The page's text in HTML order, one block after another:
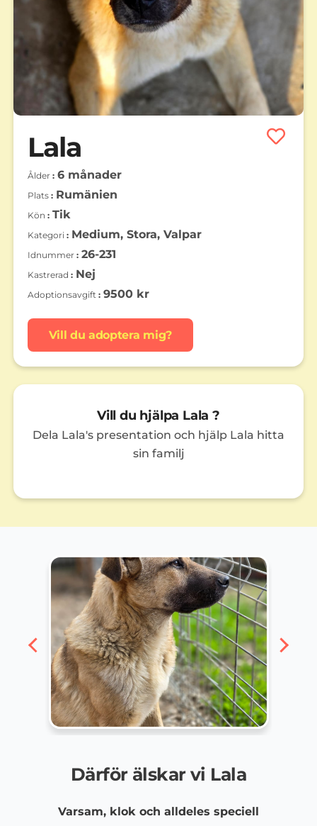
Lala
Ålder 6 månader
Plats Rumänien
Kön Tik
Kategori Medium, Stora, Valpar
Idnummer 26-231
Kastrerad Nej
Adoptionsavgift 9500 kr
Vill du adoptera mig?
Vill du hjälpa Lala ?
Dela Lala's presentation och hjälp Lala hitta
sin familj
Därför älskar vi Lala
Varsam, klok och alldeles speciell